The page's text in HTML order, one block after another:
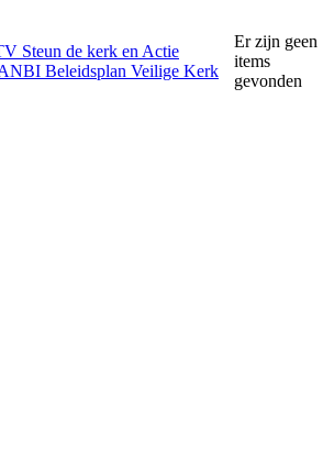
Steun de kerk en Actie
Beleidsplan Veilige Kerk
Er zijn geen
items
gevonden